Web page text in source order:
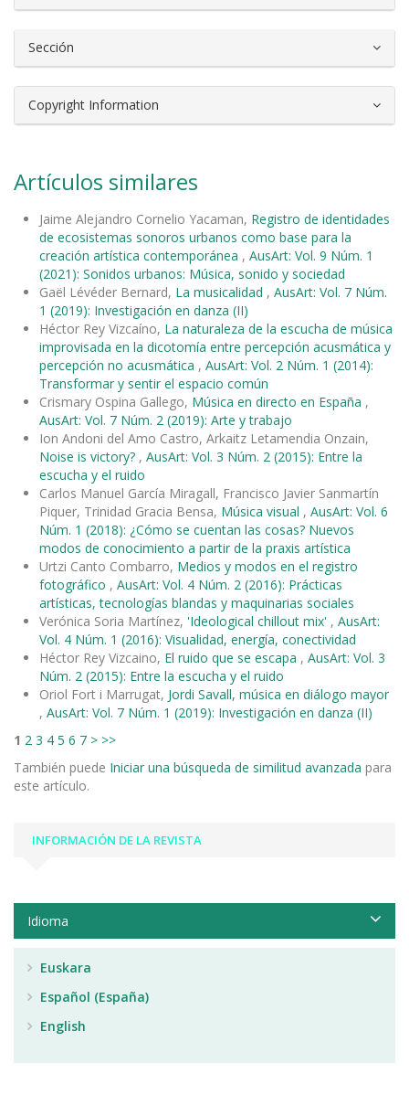
Sección
Copyright Information
Artículos similares
Jaime Alejandro Cornelio Yacaman, Registro de identidades
de ecosistemas sonoros urbanos como base para la
creación artística contemporánea , AusArt: Vol. 9 Núm. 1
(2021): Sonidos urbanos: Música, sonido y sociedad
Gaël Lévéder Bernard, La musicalidad , AusArt: Vol. 7 Núm.
1 (2019): Investigación en danza (II)
Héctor Rey Vizcaíno, La naturaleza de la escucha de música
improvisada en la dicotomía entre percepción acusmática y
percepción no acusmática , AusArt: Vol. 2 Núm. 1 (2014):
Transformar y sentir el espacio común
Crismary Ospina Gallego, Música en directo en España ,
AusArt: Vol. 7 Núm. 2 (2019): Arte y trabajo
Ion Andoni del Amo Castro, Arkaitz Letamendia Onzain,
Noise is victory? , AusArt: Vol. 3 Núm. 2 (2015): Entre la
escucha y el ruido
Carlos Manuel García Miragall, Francisco Javier Sanmartín
Piquer, Trinidad Gracia Bensa, Música visual , AusArt: Vol. 6
Núm. 1 (2018): ¿Cómo se cuentan las cosas? Nuevos
modos de conocimiento a partir de la praxis artística
Urtzi Canto Combarro, Medios y modos en el registro
fotográfico , AusArt: Vol. 4 Núm. 2 (2016): Prácticas
artísticas, tecnologías blandas y maquinarias sociales
Verónica Soria Martínez, 'Ideological chillout mix' , AusArt:
Vol. 4 Núm. 1 (2016): Visualidad, energía, conectividad
Héctor Rey Vizcaino, El ruido que se escapa , AusArt: Vol. 3
Núm. 2 (2015): Entre la escucha y el ruido
Oriol Fort i Marrugat, Jordi Savall, música en diálogo mayor
, AusArt: Vol. 7 Núm. 1 (2019): Investigación en danza (II)
1 2 3 4 5 6 7 > >>
También puede Iniciar una búsqueda de similitud avanzada para
este artículo.
INFORMACIÓN DE LA REVISTA
Idioma
Euskara
Español (España)
English